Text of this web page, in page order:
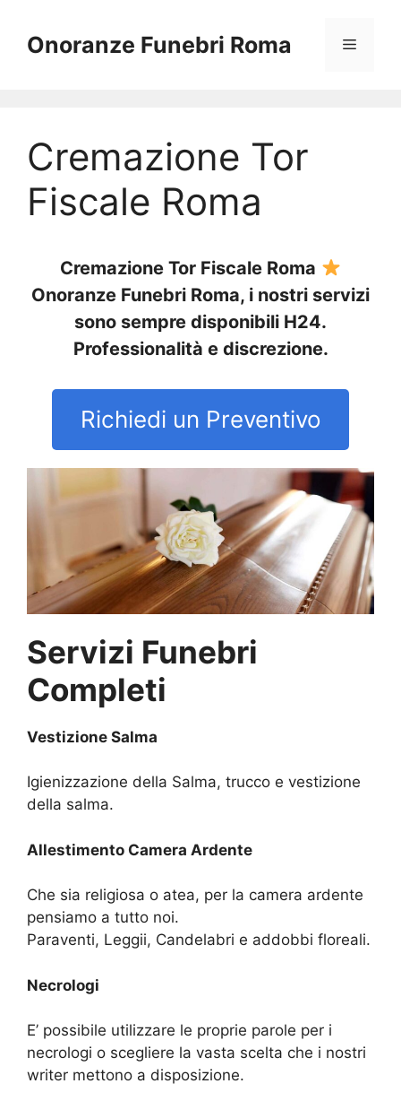
contenuto
Onoranze Funebri Roma Menu
Cremazione Tor
Fiscale Roma
Cremazione Tor Fiscale Roma
Onoranze Funebri Roma, i nostri servizi
sono sempre disponibili H24.
Professionalità e discrezione.
Richiedi un Preventivo
Servizi Funebri
Completi
Vestizione Salma
Igienizzazione della Salma, trucco e vestizione
della salma.
Allestimento Camera Ardente
Che sia religiosa o atea, per la camera ardente
pensiamo a tutto noi.
Paraventi, Leggii, Candelabri e addobbi floreali.
Necrologi
E’ possibile utilizzare le proprie parole per i
necrologi o scegliere la vasta scelta che i nostri
writer mettono a disposizione.